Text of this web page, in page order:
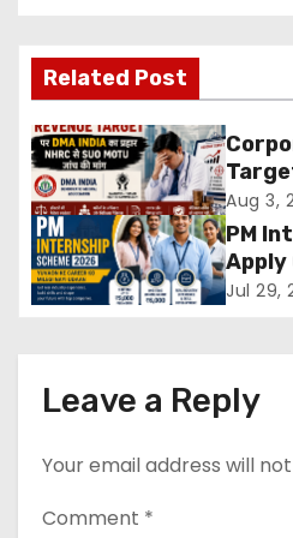
t
n
a
v
i
a
Related Post
बड़ा
मांग
Aug 3,
PM
Apply
Jul 29,
Leave a Reply
Your email address will
Comment *